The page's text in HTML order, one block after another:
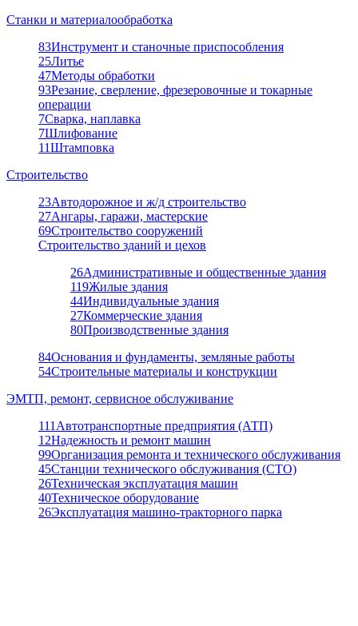
Станки и материалообработка
83Инструмент и станочные приспособления
25Литье
47Методы обработки
93Резание, сверление, фрезеровочные и токарные
операции
7Сварка, наплавка
7Шлифование
11Штамповка
Строительство
23Автодорожное и ж/д строительство
27Ангары, гаражи, мастерские
69Строительство сооружений
Строительство зданий и цехов
26Административные и общественные здания
119Жилые здания
44Индивидуальные здания
27Коммерческие здания
80Производственные здания
84Основания и фундаменты, земляные работы
54Строительные материалы и конструкции
ЭМТП, ремонт, сервисное обслуживание
111 Автотранспортные предприятия (АТП)
12Надежность и ремонт машин
99Организация ремонта и технического обслуживания
45Станции технического обслуживания (СТО)
26Техническая эксплуатация машин
40Техническое оборудование
26Эксплуатация машино-тракторного парка